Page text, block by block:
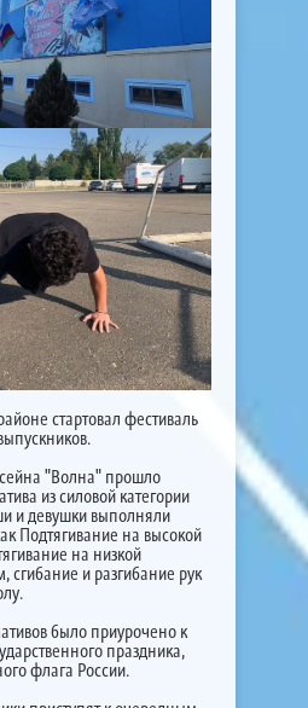
стартовал фестиваль
"Волна" прошло
из силовой категории
и девушки выполняли
Подтягивание на высокой
на низкой
сгибание и разгибание рук
было приурочено к
праздника,
флага России.